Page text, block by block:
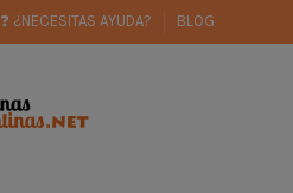
❓ ¿NECESITAS AYUDA? BLOG